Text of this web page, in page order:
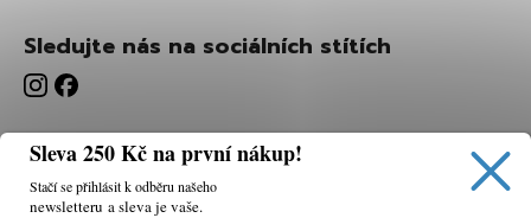
Sledujte nás na sociálních stítích
Sleva 250 Kč na první nákup!
Stačí se přihlásit k odběru našeho
newsletteru a sleva je vaše.